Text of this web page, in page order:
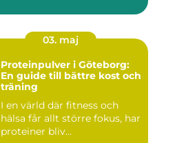
03. maj
Proteinpulver i Göteborg:
En guide till bättre kost och
träning
I en värld där fitness och
hälsa får allt större fokus, har
proteiner bliv...